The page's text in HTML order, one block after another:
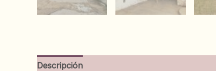
Descripción